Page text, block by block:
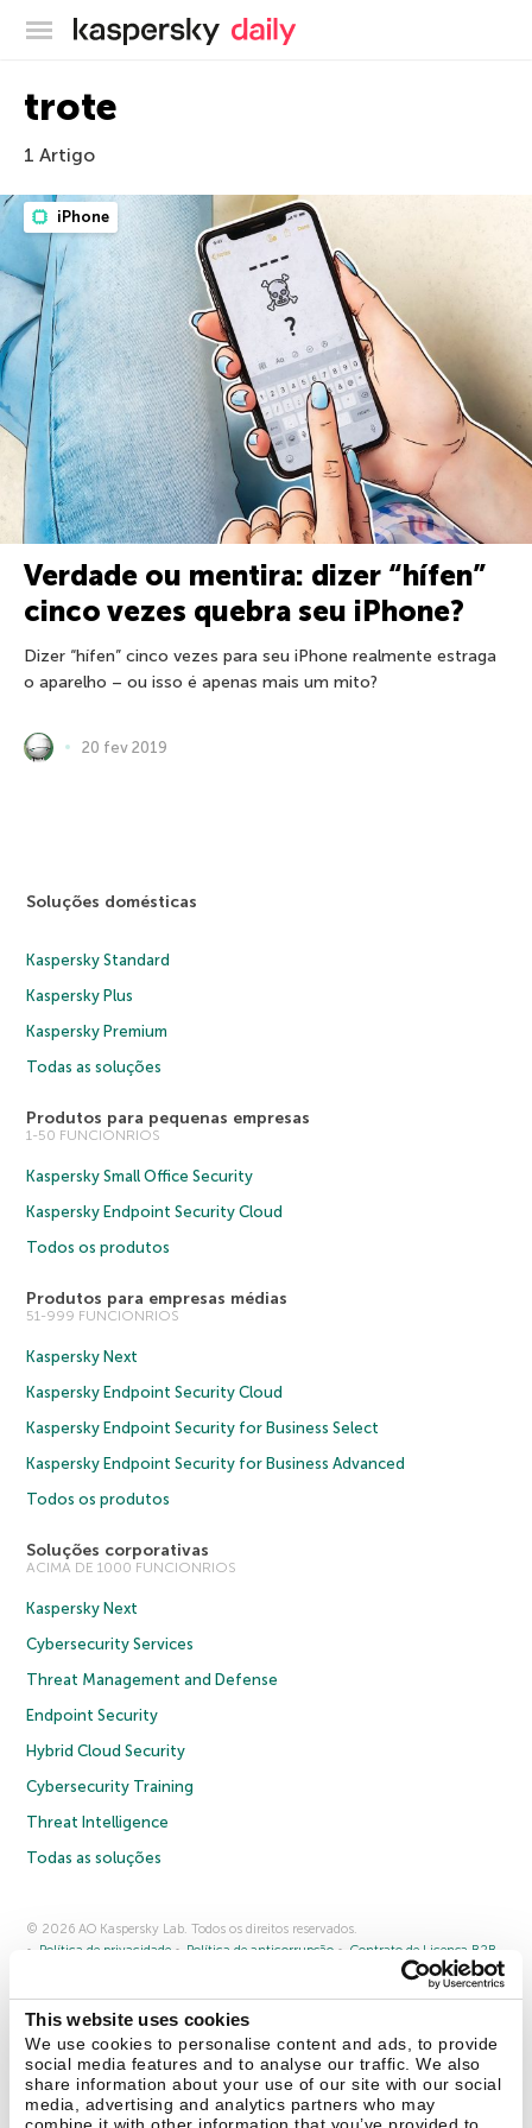
This website uses cookies
We use cookies to personalise content and ads, to provide
social media features and to analyse our traffic. We also
share information about your use of our site with our social
media, advertising and analytics partners who may
Blog oficial da Kaspersky
trote
1 Artigo
iPhone
Verdade ou mentira: dizer “hífen”
cinco vezes quebra seu iPhone?
Dizer “hífen” cinco vezes para seu iPhone realmente estraga
o aparelho – ou isso é apenas mais um mito?
20 fev 2019
Soluções domésticas
Kaspersky Standard
Kaspersky Plus
Kaspersky Premium
Todas as soluções
Produtos para pequenas empresas
1-50 FUNCIONRIOS
Kaspersky Small Office Security
Kaspersky Endpoint Security Cloud
Todos os produtos
Produtos para empresas médias
51-999 FUNCIONRIOS
Kaspersky Next
Kaspersky Endpoint Security Cloud
Kaspersky Endpoint Security for Business Select
Kaspersky Endpoint Security for Business Advanced
Todos os produtos
Soluções corporativas
ACIMA DE 1000 FUNCIONRIOS
Kaspersky Next
Cybersecurity Services
Threat Management and Defense
Endpoint Security
Hybrid Cloud Security
Cybersecurity Training
Threat Intelligence
Todas as soluções
© 2026 AO Kaspersky Lab. Todos os direitos reservados.
Política de privacidade
Política de anticorrupção
Contrato de Licença B2B
Cookies
Fale conosco Sobre a Kaspersky Parceiros
Comunicado à imprensa
Securelist Eugene Personal Blog